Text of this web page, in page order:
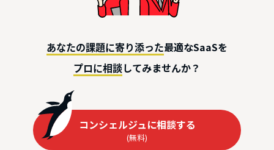
あなたの課題に寄り添った最適なSaaSを
プロに相談してみませんか？
コンシェルジュに相談する
(無料)